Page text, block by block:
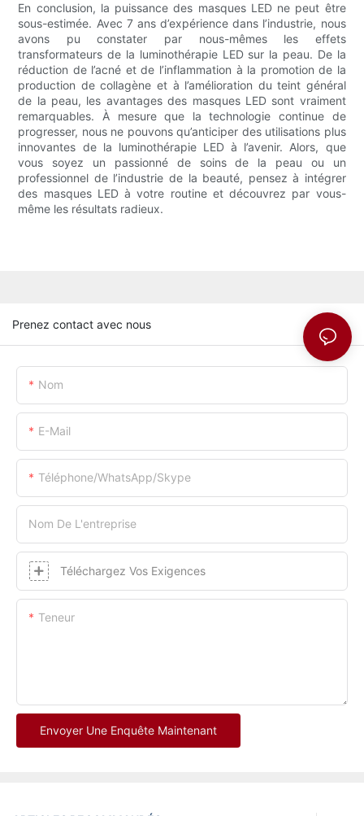
En conclusion, la puissance des masques LED ne peut être
sous-estimée. Avec 7 ans d’expérience dans l’industrie, nous
avons pu constater par nous-mêmes les effets
transformateurs de la luminothérapie LED sur la peau. De la
réduction de l’acné et de l’inflammation à la promotion de la
production de collagène et à l’amélioration du teint général
de la peau, les avantages des masques LED sont vraiment
remarquables. À mesure que la technologie continue de
progresser, nous ne pouvons qu’anticiper des utilisations plus
innovantes de la luminothérapie LED à l’avenir. Alors, que
vous soyez un passionné de soins de la peau ou un
professionnel de l’industrie de la beauté, pensez à intégrer
des masques LED à votre routine et découvrez par vous-
même les résultats radieux.
Prenez contact avec nous
Nom
E-Mail
Téléphone/WhatsApp/Skype
Nom De L'entreprise
Téléchargez Vos Exigences
Teneur
Envoyer Une Enquête Maintenant